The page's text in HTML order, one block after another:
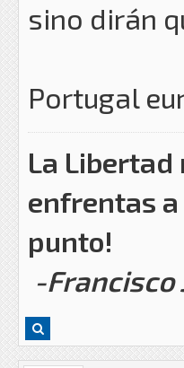
sino dirán
Portugal
La Libertad
enfrentas a
punto!
-